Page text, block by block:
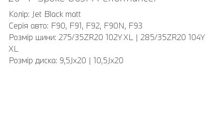
Колір: Jet Black matt
Серія авто: F90, F91, F92, F90N, F93
Розмір шини: 275/35ZR20 102Y XL | 285/35ZR20 104Y
XL
Розмір диска: 9,5Jx20 | 10,5Jx20
Виготовлені вручну з карбону: оригінальні корпуси
зовнішніх дзеркал підкреслюють високотехнологічний
характер автомобіля. Їхній динамічний дизайн надає
автомобілю високоякісного вигляду і розставляє
індивідуальні спортивні акценти.